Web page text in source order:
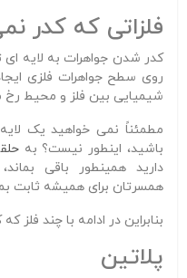
فلزاتی که کدر
کدر شدن جواهرات به لایه
روی سطح جواهرات فلزی
شیمیایی بین فلز و محیط
مطمئناً نمی خواهید یک
باشید، اینطور نیست؟ به
دارید همینطور باقی
همسرتان برای همیشه ثابت
بنابراین در ادامه با چند
پلاتین